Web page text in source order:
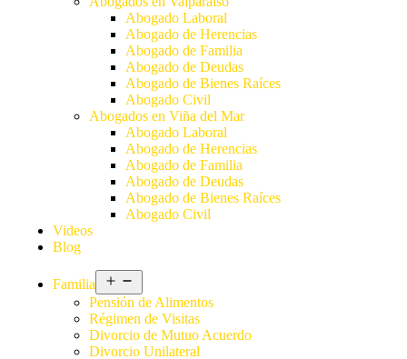
Abogado Laboral
Abogado de Herencias
Abogado de Familia
Abogado de Deudas
Abogado de Bienes Raíces
Abogado Civil
Abogados en Viña del Mar
Abogado Laboral
Abogado de Herencias
Abogado de Familia
Abogado de Deudas
Abogado de Bienes Raíces
Abogado Civil
Videos
Blog
Familia
Pensión de Alimentos
Régimen de Visitas
Divorcio de Mutuo Acuerdo
Divorcio Unilateral